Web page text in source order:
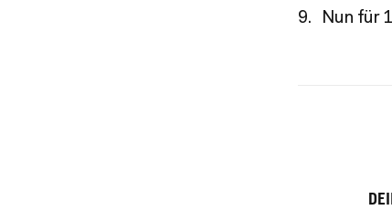
Nun für